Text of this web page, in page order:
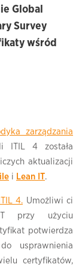
Global
Survey
wśród
zarządzania
ITIL 4 została
aktualizacji
i Lean IT.
4. Umożliwi ci
IT przy użyciu
potwierdza
usprawnienia
certyfikatów,